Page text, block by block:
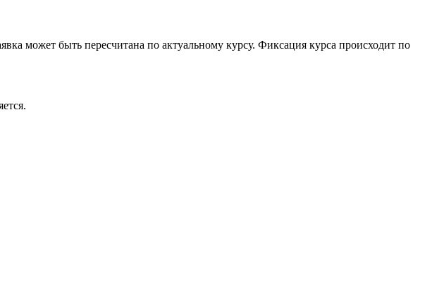
может быть пересчитана по актуальному курсу. Фиксация курса происходит по